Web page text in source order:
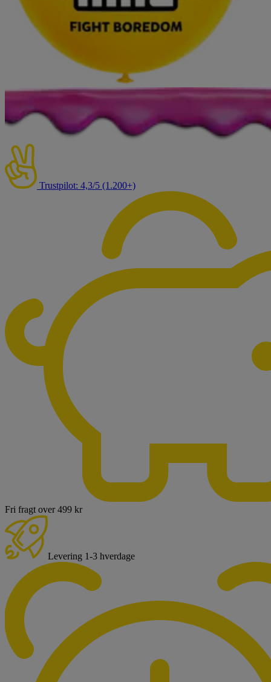
Trustpilot: 4,3/5 (1.200+)
Fri fragt over 499 kr
Levering 1-3 hverdage